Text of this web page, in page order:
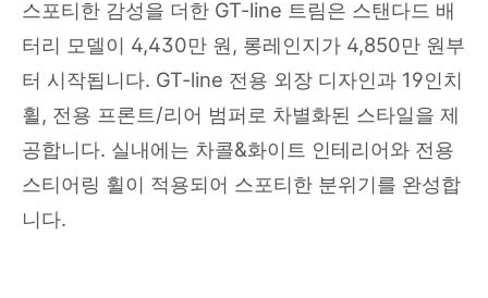
스포티한 감성을 더한 GT-line 트림은 스탠다드 배
터리 모델이 4,430만 원, 롱레인지가 4,850만 원부
터 시작됩니다. GT-line 전용 외장 디자인과 19인치
휠, 전용 프론트/리어 범퍼로 차별화된 스타일을 제
공합니다. 실내에는 차콜&화이트 인테리어와 전용
스티어링 휠이 적용되어 스포티한 분위기를 완성합
니다.